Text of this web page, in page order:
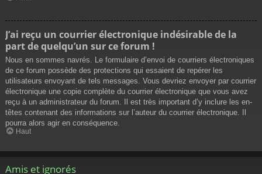
J’ai reçu un courrier électronique indésirable de la
part de quelqu’un sur ce forum !
Nous en sommes navrés. Le formulaire d’envoi de courriers électroniques
de ce forum possède des protections qui essaient de repérer les
utilisateurs envoyant de tels messages. Vous devriez envoyer par courrier
électronique une copie complète du courrier électronique que vous avez
reçu à un administrateur du forum. Il est très important d’y inclure les en-
têtes contenant des informations sur l’auteur du courrier électronique. Il
pourra alors agir en conséquence.
Haut
Amis et ignorés